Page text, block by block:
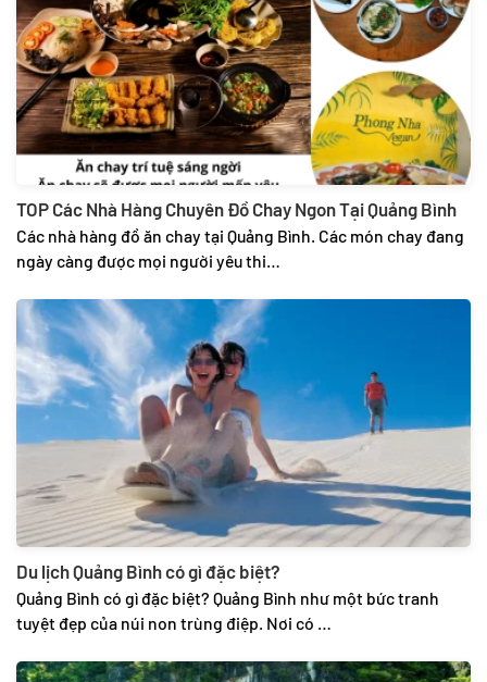
TOP Các Nhà Hàng Chuyên Đồ Chay Ngon Tại Quảng Bình
Các nhà hàng đồ ăn chay tại Quảng Bình. Các món chay đang
ngày càng được mọi người yêu thi…
Du lịch Quảng Bình có gì đặc biệt?
Quảng Bình có gì đặc biệt? Quảng Bình như một bức tranh
tuyệt đẹp của núi non trùng điệp. Nơi có …